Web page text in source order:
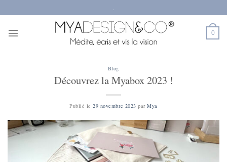
au
contenu
0
Blog
Découvrez la Myabox 2023 !
Publié le29 novembre 2023 parMya